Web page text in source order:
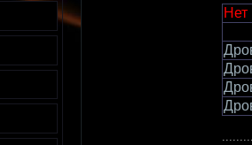
Нет